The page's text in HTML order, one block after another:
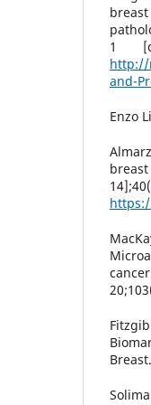
1
http://
and-
Enzo